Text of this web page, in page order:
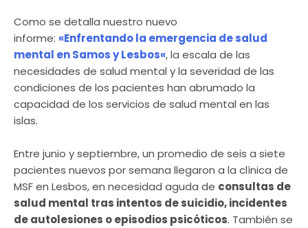
Como se detalla nuestro nuevo
informe: «Enfrentando la emergencia de salud
mental en Samos y Lesbos«, la escala de las
necesidades de salud mental y la severidad de las
condiciones de los pacientes han abrumado la
capacidad de los servicios de salud mental en las
islas.
Entre junio y septiembre, un promedio de seis a siete
pacientes nuevos por semana llegaron a la clínica de
MSF en Lesbos, en necesidad aguda de consultas de
salud mental tras intentos de suicidio, incidentes
de autolesiones o episodios psicóticos. También se